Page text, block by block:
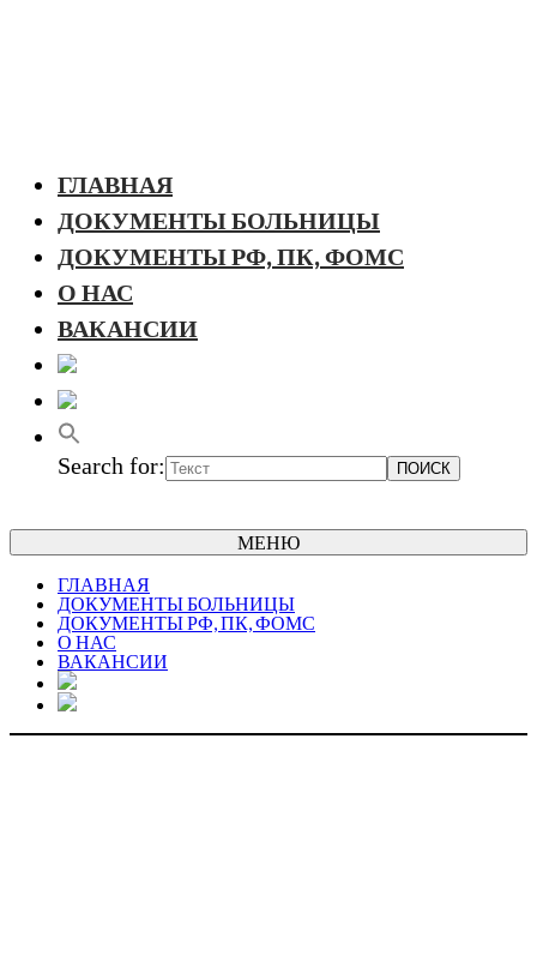
ГЛАВНАЯ
ДОКУМЕНТЫ БОЛЬНИЦЫ
ДОКУМЕНТЫ РФ, ПК, ФОМС
О НАС
ВАКАНСИИ
Search for:
МЕНЮ
ГЛАВНАЯ
ДОКУМЕНТЫ БОЛЬНИЦЫ
ДОКУМЕНТЫ РФ, ПК, ФОМС
О НАС
ВАКАНСИИ